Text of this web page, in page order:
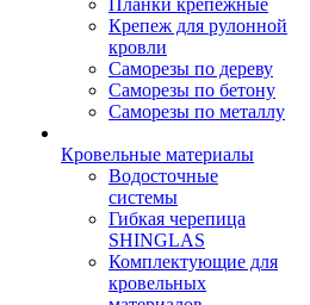
Планки крепежные
Крепеж для рулонной
кровли
Саморезы по дереву
Саморезы по бетону
Саморезы по металлу
Кровельные материалы
Водосточные
системы
Гибкая черепица
SHINGLAS
Комплектующие для
кровельных